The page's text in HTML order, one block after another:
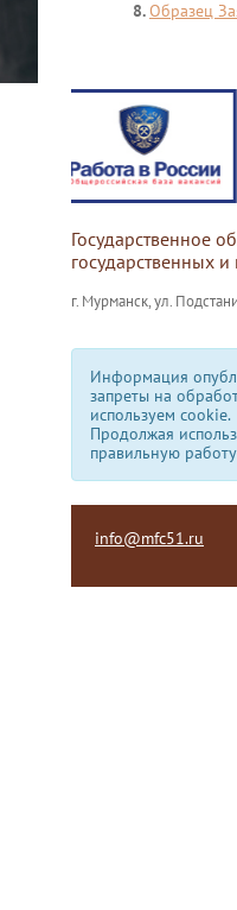
8.Образец
Государственное
государственных
г. Мурманск, ул.
Информация
запреты на
используем сookie.
Продолжая
правильную
info@mfc51.ru